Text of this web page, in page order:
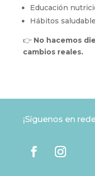
Educación
Hábitos
👉 No hacemos
cambios reales.
¡Síguenos en